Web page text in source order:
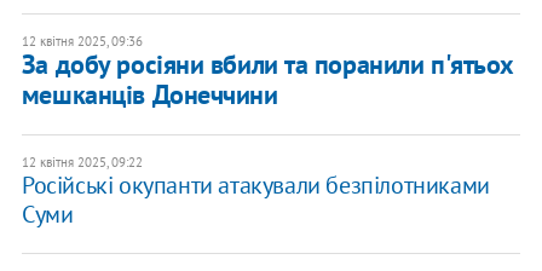
12 квітня 2025, 09:36
За добу росіяни вбили та поранили п'ятьох
мешканців Донеччини
12 квітня 2025, 09:22
Російські окупанти атакували безпілотниками
Суми